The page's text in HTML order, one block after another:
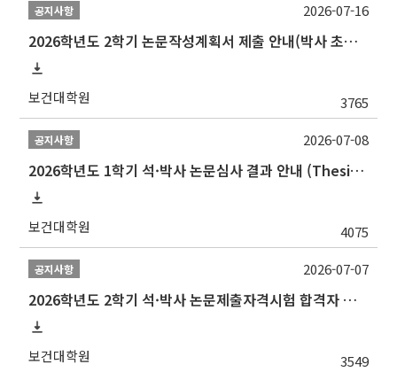
공지사항
2026학년도 2학기 논문작성계획서 제출 안내(박사 초심 일정 포함)_Thesis Proposal
보건대학원 3765
2026-07-16
공지사항
2026학년도 1학기 석·박사 논문심사 결과 안내 (Thesis Defense Result)
보건대학원 4075
2026-07-08
공지사항
2026학년도 2학기 석·박사 논문제출자격시험 합격자 공고(TSQ Exam Result)
보건대학원 3549
2026-07-07